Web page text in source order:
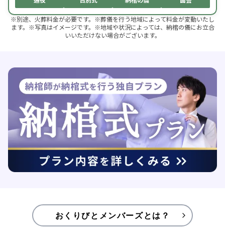
※別途、火葬料金が必要です。※葬儀を行う地域によって料金が変動いたし
ます。※写真はイメージです。※地域や状況によっては、納棺の儀にお立合
いいただけない場合がございます。
おくりびとメンバーズとは？